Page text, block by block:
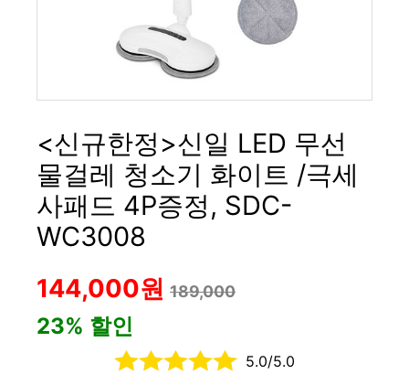
<신규한정>신일 LED 무선
물걸레 청소기 화이트 /극세
사패드 4P증정, SDC-
WC3008
144,000원 189,000
23% 할인
5.0/5.0